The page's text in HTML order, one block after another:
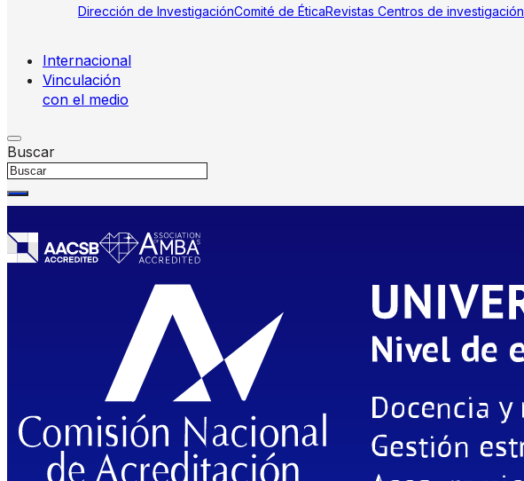
Dirección de InvestigaciónComité de ÉticaRevistas Centros de investigación
Internacional
Vinculación
con el medio
Buscar